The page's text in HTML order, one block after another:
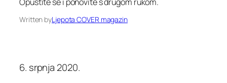
Written byLjepota COVER magazin
6. srpnja 2020.